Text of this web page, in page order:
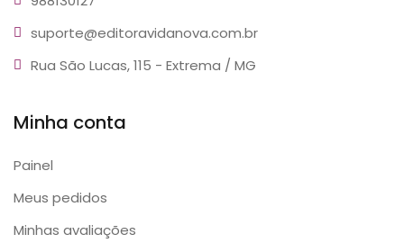
suporte@editoravidanova.com.br
Rua São Lucas, 115 - Extrema / MG
Minha conta
Painel
Meus pedidos
Minhas avaliações